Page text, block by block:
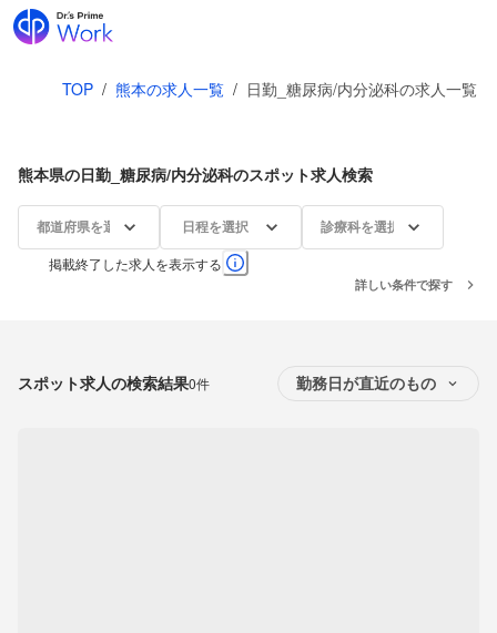
TOP / 熊本の求人一覧 / 日勤_糖尿病/内分泌科の求人一覧
熊本県の日勤_糖尿病/内分泌科のスポット求人検索
都道府県を選択 日程を選択 診療科を選択
掲載終了した求人を表示する
詳しい条件で探す
スポット求人の検索結果0件 勤務日が直近のもの